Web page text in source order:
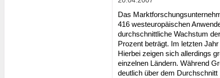
Das
416 westeuropäischen
durchschnittliche Wachstum
Prozent beträgt. Im letzten
Hierbei zeigen sich allerdings
einzelnen Ländern. Während
deutlich über dem